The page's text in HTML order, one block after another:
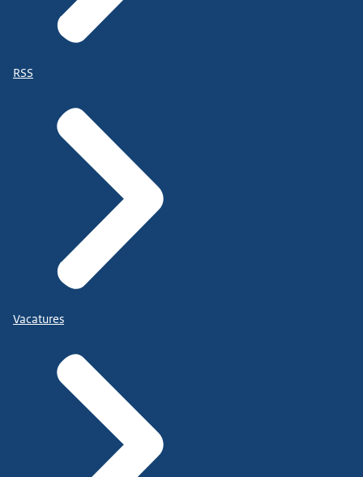
RSS
Vacatures